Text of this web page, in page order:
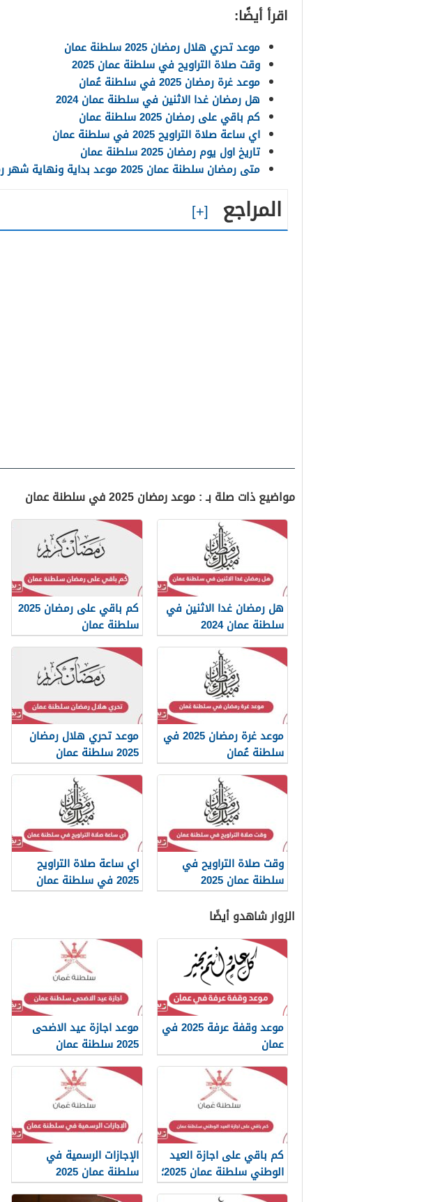
اقرأ أيضًا:
موعد تحري هلال رمضان 2025 سلطنة عمان
وقت صلاة التراويح في سلطنة عمان 2025
موعد غرة رمضان 2025 في سلطنة عُمان
هل رمضان غدا الاثنين في سلطنة عمان 2024
كم باقي على رمضان 2025 سلطنة عمان
اي ساعة صلاة التراويح 2025 في سلطنة عمان
تاريخ اول يوم رمضان 2025 سلطنة عمان
متى رمضان سلطنة عمان 2025 موعد بداية ونهاية شهر رمضان في سلطنة عمان
المراجع
مواضيع ذات صلة بـ : موعد رمضان 2025 في سلطنة عمان
هل رمضان غدا الاثنين في
سلطنة عمان 2024
كم باقي على رمضان 2025
سلطنة عمان
موعد غرة رمضان 2025 في
سلطنة عُمان
موعد تحري هلال رمضان
2025 سلطنة عمان
وقت صلاة التراويح في
سلطنة عمان 2025
اي ساعة صلاة التراويح
2025 في سلطنة عمان
الزوار شاهدو أيضًا
موعد وقفة عرفة 2025 في
عمان
موعد اجازة عيد الاضحى
2025 سلطنة عمان
كم باقي على اجازة العيد
الوطني سلطنة عمان 2025؛
العد التنازلي
الإجازات الرسمية في
سلطنة عمان 2025